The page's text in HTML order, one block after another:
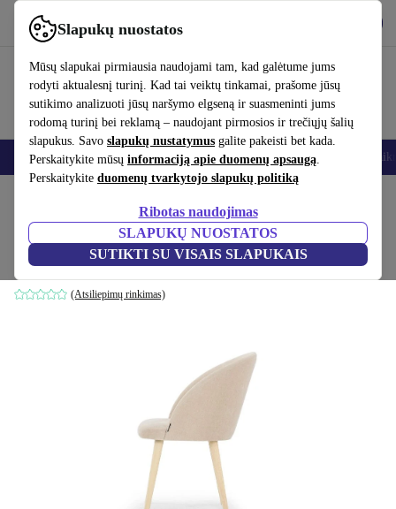
Slapukų nuostatos
Mūsų slapukai pirmiausia naudojami tam, kad galėtume jums
rodyti aktualesnį turinį. Kad tai veiktų tinkamai, prašome jūsų
sutikimo analizuoti jūsų naršymo elgseną ir suasmeninti jums
rodomą turinį bei reklamą – naudojant pirmosios ir trečiųjų šalių
slapukus. Savo slapukų nustatymus galite pakeisti bet kada.
Perskaitykite mūsų informaciją apie duomenų apsaugą.
Perskaitykite duomenų tvarkytojo slapukų politiką
Ribotas naudojimas
SLAPUKŲ NUOSTATOS
SUTIKTI SU VISAIS SLAPUKAIS
Naudok refurbed greitai ir paprastai
Išmanieji telefonai Nešiojamieji kompiuteriai Planšetės Išmanieji
Holly valgomojo kėdė Danny Cream
ruda
(Atsiliepimų rinkimas)